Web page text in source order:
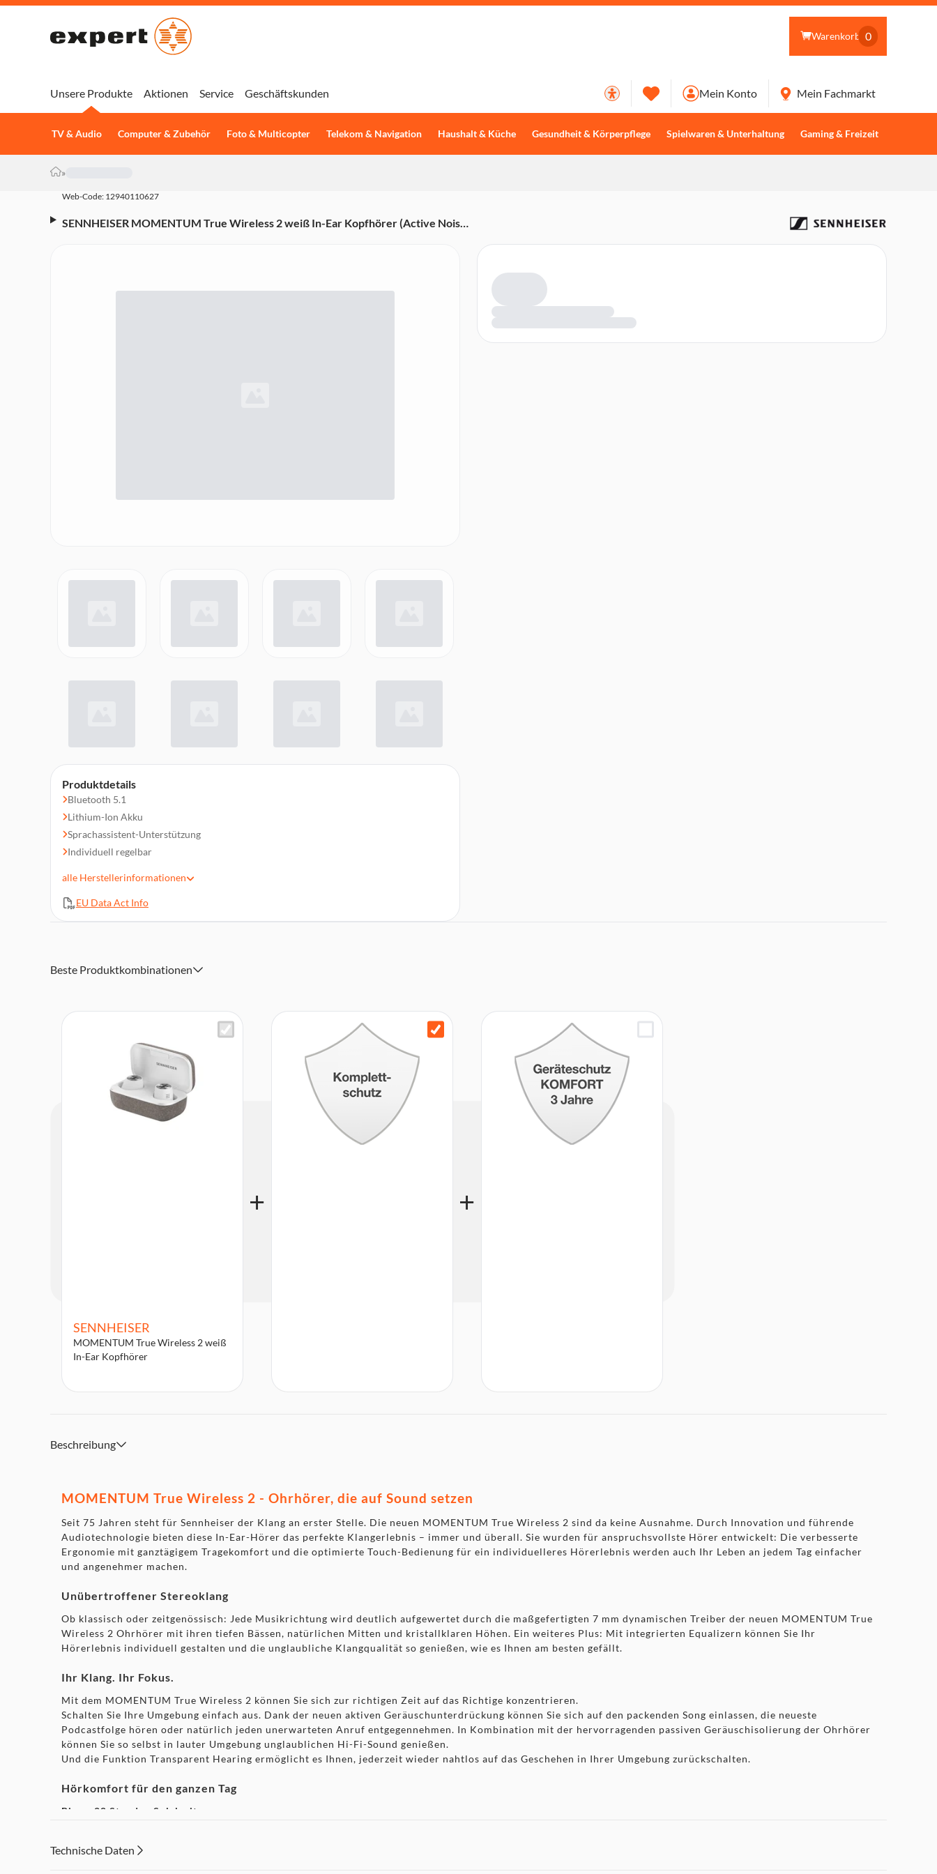
Warenkorb 0
Unsere Produkte
TV & Audio Computer & Zubehör Foto & Multicopter Telekom & Navigation Haushalt & Küche Gesundheit & Körperpflege Spielwaren & Unterhaltung Gaming & Freizeit
Aktionen Service Geschäftskunden Mein Konto Mein Fachmarkt
»
Web-Code: 12940110627
SENNHEISER MOMENTUM True Wireless 2 weiß In-Ear Kopfhörer (Active Noise
Produktdetails
Bluetooth 5.1
Lithium-Ion Akku
Sprachassistent-Unterstützung
Individuell regelbar
Aktive Geräuschunterdrückung
Transparent Hearing
alle Herstellerinformationen
EU Data Act Info
Beste Produktkombinationen
SENNHEISER
MOMENTUM True Wireless 2 weiß
In-Ear Kopfhörer
Beschreibung
MOMENTUM True Wireless 2 - Ohrhörer, die auf Sound setzen
Seit 75 Jahren steht für Sennheiser der Klang an erster Stelle. Die neuen MOMENTUM True Wireless 2 sind da keine Ausnahme. Durch Innovation und führende
Audiotechnologie bieten diese In-Ear-Hörer das perfekte Klangerlebnis – immer und überall. Sie wurden für anspruchsvollste Hörer entwickelt: Die verbesserte
Ergonomie mit ganztägigem Tragekomfort und die optimierte Touch-Bedienung für ein individuelleres Hörerlebnis werden auch Ihr Leben an jedem Tag einfacher
und angenehmer machen.
Unübertroffener Stereoklang
Ob klassisch oder zeitgenössisch: Jede Musikrichtung wird deutlich aufgewertet durch die maßgefertigten 7 mm dynamischen Treiber der neuen MOMENTUM True
Wireless 2 Ohrhörer mit ihren tiefen Bässen, natürlichen Mitten und kristallklaren Höhen. Ein weiteres Plus: Mit integrierten Equalizern können Sie Ihr
Hörerlebnis individuell gestalten und die unglaubliche Klangqualität so genießen, wie es Ihnen am besten gefällt.
Ihr Klang. Ihr Fokus.
Mit dem MOMENTUM True Wireless 2 können Sie sich zur richtigen Zeit auf das Richtige konzentrieren.
Schalten Sie Ihre Umgebung einfach aus. Dank der neuen aktiven Geräuschunterdrückung können Sie sich auf den packenden Song einlassen, die neueste
Podcastfolge hören oder natürlich jeden unerwarteten Anruf entgegennehmen. In Kombination mit der hervorragenden passiven Geräuschisolierung der Ohrhörer
können Sie so selbst in lauter Umgebung unglaublichen Hi-Fi-Sound genießen.
Und die Funktion Transparent Hearing ermöglicht es Ihnen, jederzeit wieder nahtlos auf das Geschehen in Ihrer Umgebung zurückschalten.
Hörkomfort für den ganzen Tag
Bis zu 28 Stunden Spielzeit
Verbessertes ergonomisches Design
Technische Daten